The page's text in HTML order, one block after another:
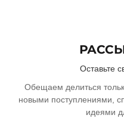
Оставьте
Обещаем делиться
новыми поступлениями,
идеями